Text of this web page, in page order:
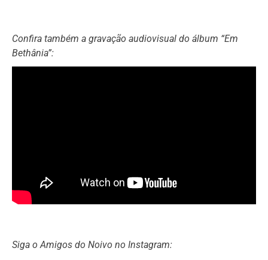
Confira também a gravação audiovisual do álbum “Em
Bethânia”:
Siga o Amigos do Noivo no Instagram: